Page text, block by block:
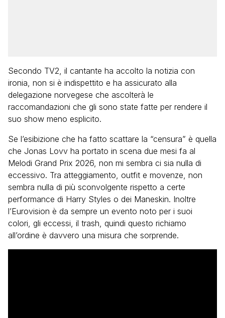
Secondo TV2, il cantante ha accolto la notizia con
ironia, non si è indispettito e ha assicurato alla
delegazione norvegese che ascolterà le
raccomandazioni che gli sono state fatte per rendere il
suo show meno esplicito.
Se l’esibizione che ha fatto scattare la “censura” è quella
che Jonas Lovv ha portato in scena due mesi fa al
Melodi Grand Prix 2026, non mi sembra ci sia nulla di
eccessivo. Tra atteggiamento, outfit e movenze, non
sembra nulla di più sconvolgente rispetto a certe
performance di Harry Styles o dei Maneskin. Inoltre
l’Eurovision è da sempre un evento noto per i suoi
colori, gli eccessi, il trash, quindi questo richiamo
all’ordine è davvero una misura che sorprende.